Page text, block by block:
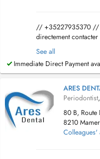
// +35227935370 //
directement
des collègues". Prise
See all
Immediate Direct Payment
ARES
Periodontist,
80 B, Route
8210 Mamer